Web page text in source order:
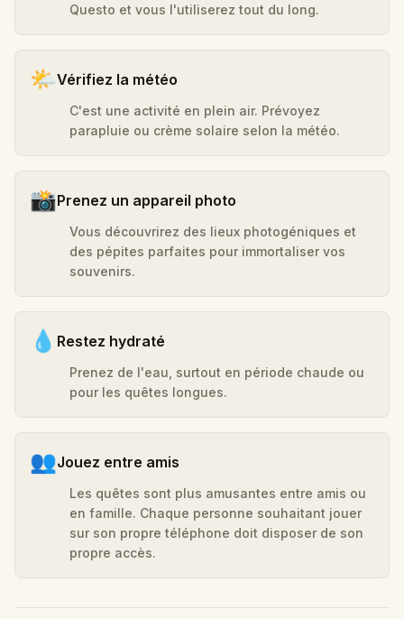
Questo et vous l'utiliserez tout du long.
🌤️Vérifiez la météo
C'est une activité en plein air. Prévoyez
parapluie ou crème solaire selon la météo.
📸Prenez un appareil photo
Vous découvrirez des lieux photogéniques et
des pépites parfaites pour immortaliser vos
souvenirs.
💧 Restez hydraté
Prenez de l'eau, surtout en période chaude ou
pour les quêtes longues.
👥Jouez entre amis
Les quêtes sont plus amusantes entre amis ou
en famille. Chaque personne souhaitant jouer
sur son propre téléphone doit disposer de son
propre accès.